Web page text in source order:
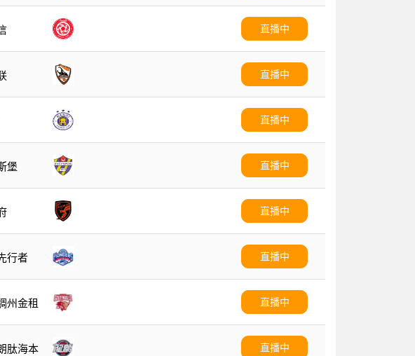
直播中
直播中
直播中
堡 直播中
直播中
行者 直播中
州金租 直播中
肽海本 直播中